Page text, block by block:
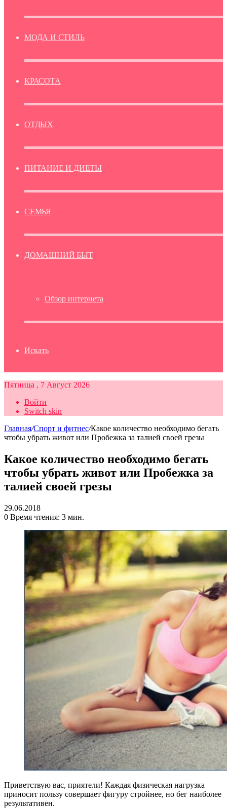
МОДА И СТИЛЬ
КРАСОТА
ОТДЫХ
ПИТАНИЕ И ДИЕТЫ
СЕМЬЯ
ДОМАШНИЙ БЫТ
Обзор интернета
Искать
Пятница , 7 Август 2026
Войти
Switch skin
Главная/Спорт и фитнес/Какое количество необходимо бегать
чтобы убрать живот или Пробежка за талией своей грезы
Какое количество необходимо бегать
чтобы убрать живот или Пробежка за
талией своей грезы
29.06.2018
0 Время чтения: 3 мин.
Приветствую вас, приятели! Каждая физическая нагрузка
приносит пользу совершает фигуру стройнее, но бег наиболее
результативен.